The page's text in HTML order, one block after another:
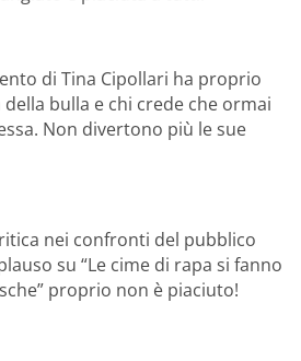
di Tina Cipollari ha proprio
della bulla e chi crede che ormai
Non divertono più le sue
nei confronti del pubblico
su “Le cime di rapa si fanno
proprio non è piaciuto!